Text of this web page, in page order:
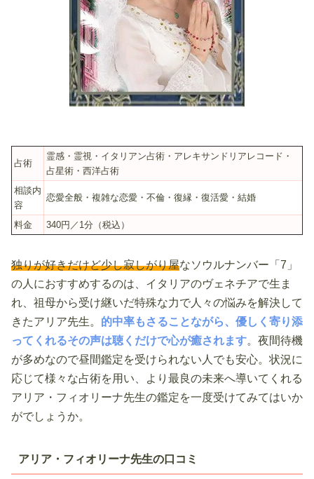
占術
霊感・霊視・イタリアン占術・アレキサンドリアレコード・
占星術・西洋占術
相談内
容
恋愛全般・複雑な恋愛・不倫・復縁・復活愛・結婚
料金 340円／1分（税込）
独りが好きだけど少し寂しがり屋なソウルナンバー「7」
の人におすすめするのは、イタリアのヴェネチアで生ま
れ、祖母から受け継いだ特殊な力で人々の悩みを解決して
きたアリア先生。 的中率もさることながら、優しく寄り添
ってくれるその声は聴くだけで心が癒されます。夜間待機
が多めなので昼間鑑定を受けられない人でも安心。状況に
応じて様々な占術を用い、より最良の未来へ導いてくれる
アリア・フィオリーナ先生の鑑定を一度受けてみてはいか
がでしょうか。
アリア・フィオリーナ先生の口コミ